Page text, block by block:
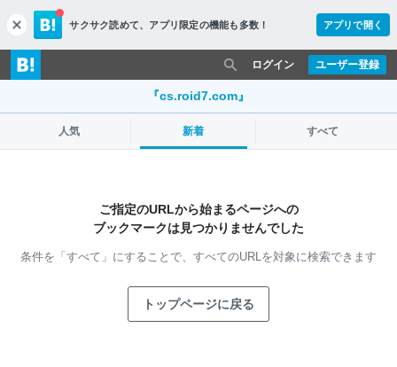
c
l
o
s
サクサク読めて、 アプリ限定の機能も多数！ アプリで開く
ユーザー登録
ログイン
『cs.roid7.com』
人気 新着 すべて
ご指定のURLから始まるページへの
ブックマークは見つかりませんでした
条件を「すべて」にすることで、 すべてのURLを対象に検索できます
トップページに戻る